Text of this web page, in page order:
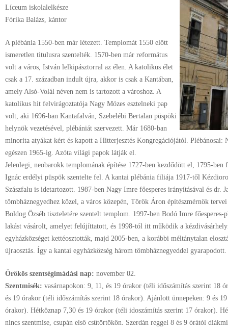
Líceum iskolalelkésze
Fórika Balázs, kántor
A plébánia 1550-ben már létezett. Templomát 1550 előtt
ismeretlen titulusra szentelték. 1570-ben már református
volt a város, István lelkipásztorral az élen. A katolikus élet
csak a 17. században indult újra, akkor is csak a Kantában,
amely Alsó-Volál néven nem is tartozott a városhoz. A
katolikus hit felvirágoztatója Nagy Mózes esztelneki pap
volt, aki 1696-ban Kantafalván, Szebelébi Bertalan püspöki
helynök vezetésével, plébániát szervezett. Már 1680-ban
minorita atyákat kért és kapott a Hitterjesztés Kongregációjától. Plébánosai:
egészen 1965-ig. Azóta világi papok látják el.
Jelenlegi, neobarokk templomának építése 1727-ben kezdődött el, 1795-ben
Ignác erdélyi püspök szentelte fel. A kantai plébánia filiája 1917-től
Szászfalu is idetartozott. 1987-ben Nagy Imre főesperes irányításával és dr.
tömbháznegyedhez közel, a város közepén, Török Áron építészmérnök
Boldog Özséb tiszteletére szentelt templom. 1997-ben Bodó Imre főesperes-
lakást vásárolt, amelyet felújíttatott, és 1998-tól itt működik a
egyházközséget kettéosztották, majd 2005-ben, a korábbi méltánytalan
újraosztás. Így a kantai egyházközség három tömbháznegyeddel gyarapodott.
Örökös szentségimádási nap: november 02.
Szentmisék: vasárnapokon: 9, 11, és 19 órakor (téli időszámítás szerint 18
és 19 órakor (téli időszámítás szerint 18 órakor). Ajánlott ünnepeken: 9 és
órakor). Hétköznap 7,30 és 19 órakor (téli idoszámítás szerint 17 órakor).
nincs szentmise, csupán első csütörtökön. Szerdán reggel 8 és 9 órától